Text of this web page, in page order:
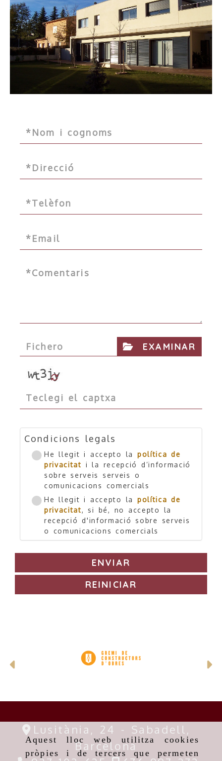
Aquest lloc web utilitza cookies
pròpies i de tercers que permeten
Fichero EXAMINAR
Condicions legals
He llegit i accepto la política de
privacitat i la recepció d’informació
sobre serveis serveis o
comunicacions comercials
He llegit i accepto la política de
privacitat, si bé, no accepto la
recepció d'informació sobre serveis
o comunicacions comercials
ENVIAR
REINICIAR
Lusitània, 24 - Sabadell,
Barcelona